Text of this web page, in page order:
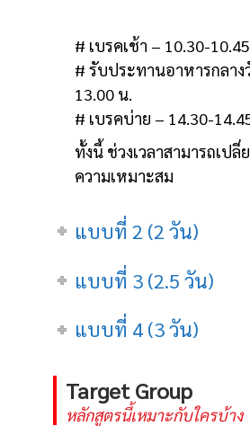
# เบรคเช้า – 10.30-
# รับประทานอาหารกลาง
13.00 น.
# เบรคบ่าย – 14.30-
ทั้งนี้ ช่วงเวลาสามารถเป
ความเหมาะสม
แบบที่ 2 (2 วัน)
แบบที่ 3 (2.5 วัน)
แบบที่ 4 (3 วัน)
Target Group
หลักสูตรนี้เหมาะกับใครบ้าง